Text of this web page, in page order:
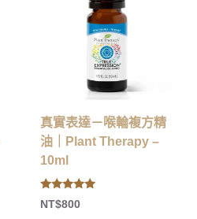
真實表達－喉輪複方精
油｜Plant Therapy –
10ml
5.00
out of 5
NT$800